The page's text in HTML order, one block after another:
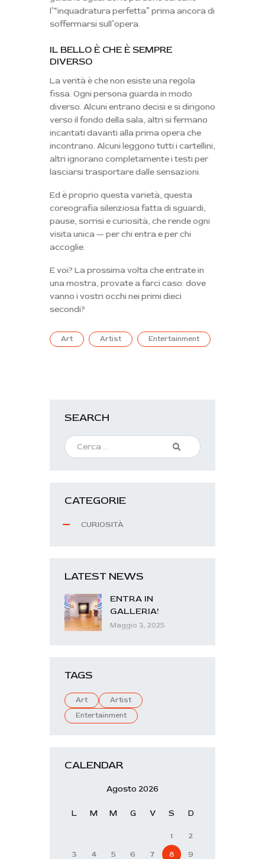
l’“inquadratura perfetta” prima ancora di
soffermarsi sull’opera.
IL BELLO È CHE È SEMPRE
DIVERSO
La verità è chenon esiste una regola
fissa. Ogni persona guarda in modo
diverso. Alcuni entrano decisi e si dirigono
verso il fondo della sala, altri si fermano
incantati davanti alla prima opera che
incontrano. Alcuni leggono tutti i cartellini,
altri ignorano completamente i testi per
lasciarsi trasportare dalle sensazioni.
Ed è proprio questa varietà, questa
coreografia silenziosa fatta di sguardi,
pause, sorrisi e curiosità, che rende ogni
visita unica — per chi entra e per chi
accoglie.
E voi? La prossima volta che entrate in
una mostra, provate a farci caso: dove
vanno i vostri occhi nei primi dieci
secondi?
Art Artist Entertainment
SEARCH
CATEGORIE
CURIOSITÀ
LATEST NEWS
ENTRA IN
GALLERIA!
Maggio 3, 2025
TAGS
Art
Artist
Entertainment
CALENDAR
Agosto 2026
L M M G V S D
1
2
3
4 5 6 7 8
9